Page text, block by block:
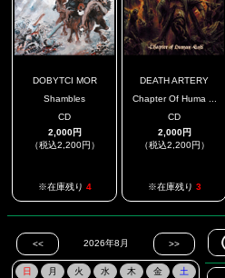
DOBYTCI MOR
Shambles
CD
2,000円
（税込2,200円）
※在庫残り 4
DEATH ARTERY
Chapter Of Huma ...
CD
2,000円
（税込2,200円）
※在庫残り 3